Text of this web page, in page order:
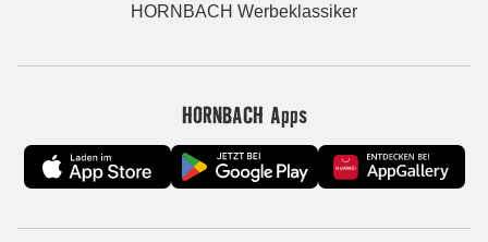
HORNBACH Werbeklassiker
HORNBACH Apps